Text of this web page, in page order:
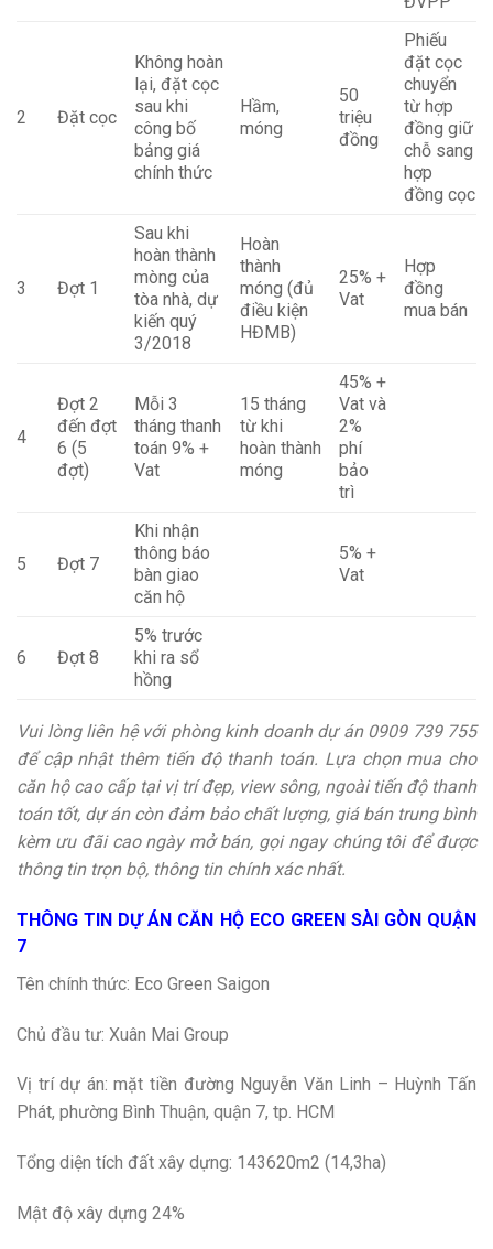
2 Đặt cọc
Không hoàn
lại, đặt cọc
sau khi
công bố
bảng giá
chính thức
Hầm,
móng
50
triệu
đồng
Phiếu
đặt cọc
chuyển
từ hợp
đồng giữ
chỗ sang
hợp
đồng cọc
3 Đợt 1
Sau khi
hoàn thành
mòng của
tòa nhà, dự
kiến quý
3/2018
Hoàn
thành
móng (đủ
điều kiện
HĐMB)
25% +
Vat
Hợp
đồng
mua bán
4
Đợt 2
đến đợt
6 (5
đợt)
Mỗi 3
tháng thanh
toán 9% +
Vat
15 tháng
từ khi
hoàn thành
móng
45% +
Vat và
2%
phí
bảo
trì
5 Đợt 7
Khi nhận
thông báo
bàn giao
căn hộ
5% +
Vat
6 Đợt 8
5% trước
khi ra sổ
hồng
Vui lòng liên hệ với phòng kinh doanh dự án 0909 739 755
để cập nhật thêm tiến độ thanh toán. Lựa chọn mua cho
căn hộ cao cấp tại vị trí đẹp, view sông, ngoài tiến độ thanh
toán tốt, dự án còn đảm bảo chất lượng, giá bán trung bình
kèm ưu đãi cao ngày mở bán, gọi ngay chúng tôi để được
thông tin trọn bộ, thông tin chính xác nhất.
THÔNG TIN DỰ ÁN CĂN HỘ ECO GREEN SÀI GÒN QUẬN
7
Tên chính thức: Eco Green Saigon
Chủ đầu tư: Xuân Mai Group
Vị trí dự án: mặt tiền đường Nguyễn Văn Linh – Huỳnh Tấn
Phát, phường Bình Thuận, quận 7, tp. HCM
Tổng diện tích đất xây dựng: 143620m2 (14,3ha)
Mật độ xây dựng 24%